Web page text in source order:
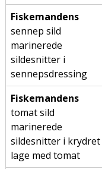
Fiskemandens
sennep sild
marinerede
sildesnitter i
sennepsdressing
Fiskemandens
tomat sild
marinerede
sildesnitter i krydret
lage med tomat